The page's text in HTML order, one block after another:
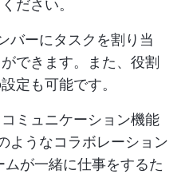
ださい。
バーにタスクを割り当
できます。また、役割
定も可能です。
ミュニケーション機能
ようなコラボレーション
ムが一緒に仕事をするた